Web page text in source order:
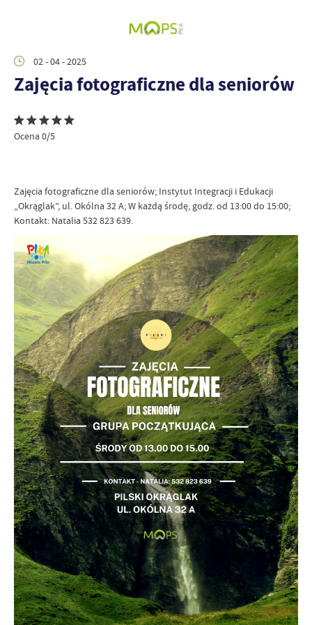
02 - 04 - 2025
Zajęcia fotograficzne dla seniorów
Ocena 0/5
Zajęcia fotograficzne dla seniorów; Instytut Integracji i Edukacji
„Okrąglak”, ul. Okólna 32 A; W każdą środę, godz. od 13:00 do 15:00;
Kontakt: Natalia 532 823 639.